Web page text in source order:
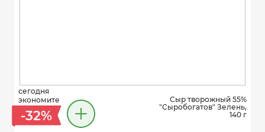
сегодня
экономите
-32%
Сыр творожный 55%
"Сыробогатов" Зелень,
140 г